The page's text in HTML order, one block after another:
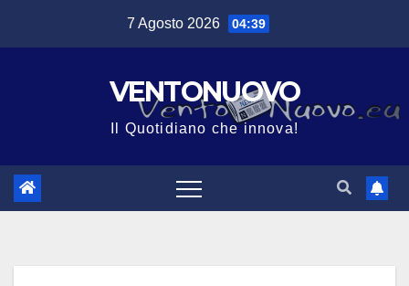
7 Agosto 2026 04:39
VENTONUOVO
Il Quotidiano che innova!